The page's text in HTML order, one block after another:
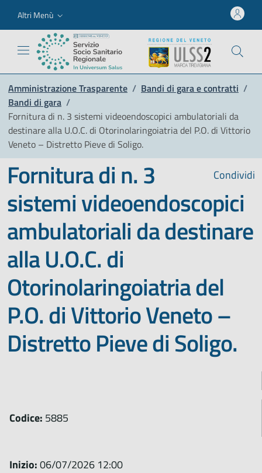
Altri Menù
Amministrazione Trasparente / Bandi di gara e contratti /
Bandi di gara /
Fornitura di n. 3 sistemi videoendoscopici ambulatoriali da
destinare alla U.O.C. di Otorinolaringoiatria del P.O. di Vittorio
Veneto – Distretto Pieve di Soligo.
Condividi
Fornitura di n. 3
sistemi videoendoscopici
ambulatoriali da destinare
alla U.O.C. di
Otorinolaringoiatria del
P.O. di Vittorio Veneto –
Distretto Pieve di Soligo.
Codice: 5885
Inizio:06/07/2026 12:00